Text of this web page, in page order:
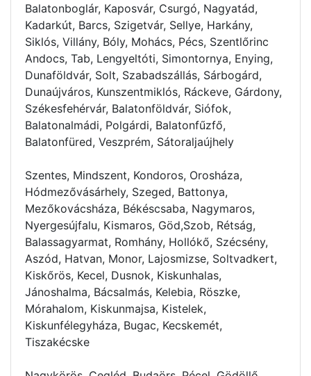
Balatonboglár, Kaposvár, Csurgó, Nagyatád,
Kadarkút, Barcs, Szigetvár, Sellye, Harkány,
Siklós, Villány, Bóly, Mohács, Pécs, Szentlőrinc
Andocs, Tab, Lengyeltóti, Simontornya, Enying,
Dunaföldvár, Solt, Szabadszállás, Sárbogárd,
Dunaújváros, Kunszentmiklós, Ráckeve, Gárdony,
Székesfehérvár, Balatonföldvár, Siófok,
Balatonalmádi, Polgárdi, Balatonfűzfő,
Balatonfüred, Veszprém, Sátoraljaújhely
Szentes, Mindszent, Kondoros, Orosháza,
Hódmezővásárhely, Szeged, Battonya,
Mezőkovácsháza, Békéscsaba, Nagymaros,
Nyergesújfalu, Kismaros, Göd,Szob, Rétság,
Balassagyarmat, Romhány, Hollókő, Szécsény,
Aszód, Hatvan, Monor, Lajosmizse, Soltvadkert,
Kiskőrös, Kecel, Dusnok, Kiskunhalas,
Jánoshalma, Bácsalmás, Kelebia, Röszke,
Mórahalom, Kiskunmajsa, Kistelek,
Kiskunfélegyháza, Bugac, Kecskemét,
Tiszakécske